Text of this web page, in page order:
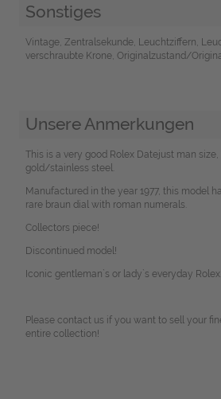
Sonstiges
Vintage, Zentralsekunde, Leuchtziffern,
verschraubte Krone, Originalzustand/
Unsere Anmerkungen
This is a very good Rolex Datejust man size,
gold/stainless steel.
Manufactured in the year 1977, this model
rare braun dial with roman numerals.
Collectors piece!
Discontinued model!
Iconic gentleman`s or lady`s everyday Rolex.
Please contact us if you want to sell your
entire collection!